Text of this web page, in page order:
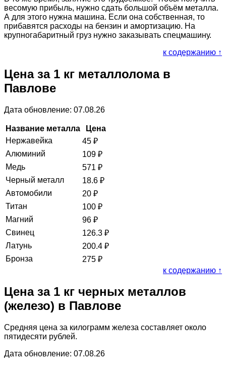
весомую прибыль, нужно сдать большой объём металла.
А для этого нужна машина. Если она собственная, то
прибавятся расходы на бензин и амортизацию. На
крупногабаритный груз нужно заказывать спецмашину.
к содержанию ↑
Цена за 1 кг металлолома в
Павлове
Дата обновление: 07.08.26
Название металла
Цена
Нержавейка
45 ₽
Алюминий
109 ₽
Медь
571 ₽
Черный металл
18.6 ₽
Автомобили
20 ₽
Титан
100 ₽
Магний
96 ₽
Свинец
126.3 ₽
Латунь
200.4 ₽
Бронза
275 ₽
к содержанию ↑
Цена за 1 кг черных металлов
(железо) в Павлове
Средняя цена за килограмм железа составляет около
пятидесяти рублей.
Дата обновление: 07.08.26